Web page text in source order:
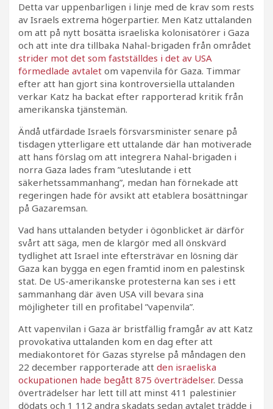
Detta var uppenbarligen i linje med de krav som rests
av Israels extrema högerpartier. Men Katz uttalanden
om att på nytt bosätta israeliska kolonisatörer i Gaza
och att inte dra tillbaka Nahal-brigaden från området
strider mot det som fastställdes i det av USA
förmedlade avtalet om vapenvila för Gaza. Timmar
efter att han gjort sina kontroversiella uttalanden
verkar Katz ha backat efter rapporterad kritik från
amerikanska tjänstemän.
Ändå utfärdade Israels försvarsminister senare på
tisdagen ytterligare ett uttalande där han motiverade
att hans förslag om att integrera Nahal-brigaden i
norra Gaza lades fram ”uteslutande i ett
säkerhetssammanhang”, medan han förnekade att
regeringen hade för avsikt att etablera bosättningar
på Gazaremsan.
Vad hans uttalanden betyder i ögonblicket är därför
svårt att säga, men de klargör med all önskvärd
tydlighet att Israel inte eftersträvar en lösning där
Gaza kan bygga en egen framtid inom en palestinsk
stat. De US-amerikanske protesterna kan ses i ett
sammanhang där även USA vill bevara sina
möjligheter till en profitabel ”vapenvila”.
Att vapenvilan i Gaza är bristfällig framgår av att Katz
provokativa uttalanden kom en dag efter att
mediakontoret för Gazas styrelse på måndagen den
22 december rapporterade att den israeliska
ockupationen hade begått 875 överträdelser. Dessa
överträdelser har lett till att minst 411 palestinier
dödats och 1 112 andra skadats sedan avtalet trädde i